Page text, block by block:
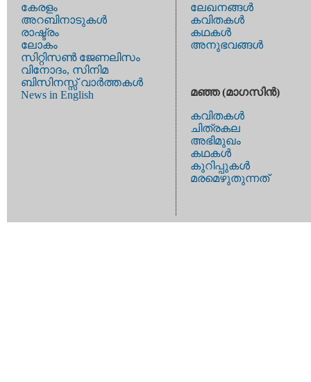
കേരളം
അറബിനാടുകള്‍
രാഷ്ട്രം
ലോകം
സിറ്റിസണ്‍ ജേണലിസം
വിനോദം, സിനിമ
ബിസിനസ്സ് വാര്‍ത്തകള്‍
News in English
ലേഖനങ്ങള്‍
കവിതകള്‍
കഥകള്‍
അനുഭവങ്ങള്‍
മഞ്ഞ (മാഗസിന്‍)
കവിതകള്‍
ചിത്രകല
അഭിമുഖം
കഥകള്‍
കുറിപ്പുകള്‍
മരമെഴുതുന്നത്